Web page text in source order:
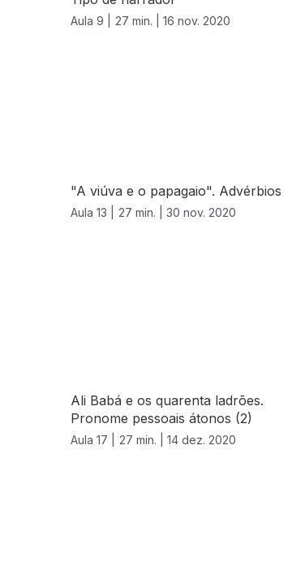
Aula 9 | 27 min. | 16 nov. 2020
"A viúva e o papagaio". Advérbios
Aula 13 | 27 min. | 30 nov. 2020
Ali Babá e os quarenta ladrões.
Pronome pessoais átonos (2)
Aula 17 | 27 min. | 14 dez. 2020